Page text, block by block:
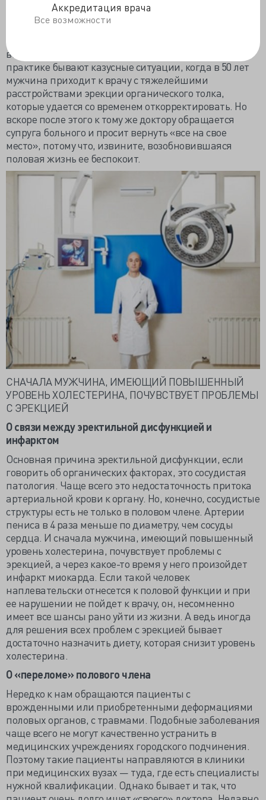
Аккредитация врача
Все возможности
санитарно-просветительская работа должна
заключаться в пропаганде того, что нормальную
весьма преклонного возраста. В урологической
практике бывают казусные ситуации, когда в 50 лет
мужчина приходит к врачу с тяжелейшими
расстройствами эрекции органического толка,
которые удается со временем откорректировать. Но
вскоре после этого к тому же доктору обращается
супруга больного и просит вернуть «все на свое
место», потому что, извините, возобновившаяся
половая жизнь ее беспокоит.
СНАЧАЛА МУЖЧИНА, ИМЕЮЩИЙ ПОВЫШЕННЫЙ
УРОВЕНЬ ХОЛЕСТЕРИНА, ПОЧУВСТВУЕТ ПРОБЛЕМЫ
С ЭРЕКЦИЕЙ
О связи между эректильной дисфункцией и
инфарктом
Основная причина эректильной дисфункции, если
говорить об органических факторах, это сосудистая
патология. Чаще всего это недостаточность притока
артериальной крови к органу. Но, конечно, сосудистые
структуры есть не только в половом члене. Артерии
пениса в 4 раза меньше по диаметру, чем сосуды
сердца. И сначала мужчина, имеющий повышенный
уровень холестерина, почувствует проблемы с
эрекцией, а через какое-то время у него произойдет
инфаркт миокарда. Если такой человек
наплевательски отнесется к половой функции и при
ее нарушении не пойдет к врачу, он, несомненно
имеет все шансы рано уйти из жизни. А ведь иногда
для решения всех проблем с эрекцией бывает
достаточно назначить диету, которая снизит уровень
холестерина.
О«переломе» полового члена
Нередко к нам обращаются пациенты с
врожденными или приобретенными деформациями
половых органов, с травмами. Подобные заболевания
чаще всего не могут качественно устранить в
медицинских учреждениях городского подчинения.
Поэтому такие пациенты направляются в клиники
при медицинских вузах — туда, где есть специалисты
нужной квалификации. Однако бывает и так, что